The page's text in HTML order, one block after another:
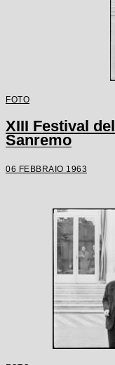
FOTO
XIII Festival
Sanremo
06 FEBBRAIO 1963